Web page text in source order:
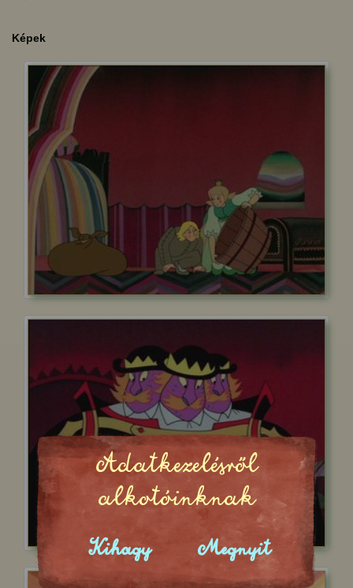
Képek
Adatkezelésről
alkotóinknak
Kihagy Megnyit